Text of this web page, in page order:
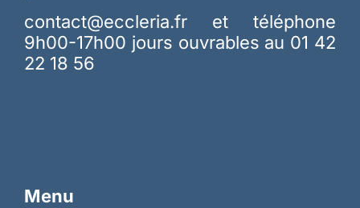
contact@eccleria.fr et téléphone
9h00-17h00 jours ouvrables au 01 42
22 18 56
Menu